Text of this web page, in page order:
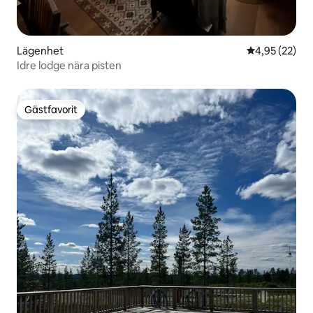
Lägenhet 4,95 av 5 i
4,95 (22)
Idre lodge nära pisten
Gästfavorit
Gästfavorit